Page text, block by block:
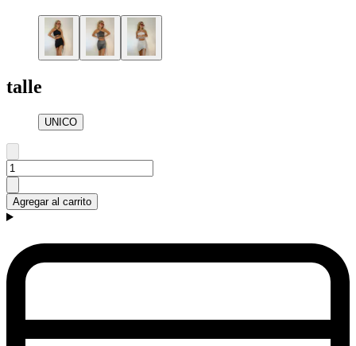
talle
UNICO
Agregar al carrito